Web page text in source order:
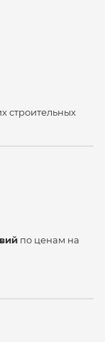
строительных
по ценам на